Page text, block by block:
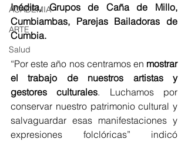
ACADEMIA
ARTE
Salud
Inédita, Grupos de Caña de Millo,
Cumbiambas, Parejas Bailadoras de
Cumbia.
“Por este año nos centramos en mostrar
el trabajo de nuestros artistas y
gestores culturales. Luchamos por
conservar nuestro patrimonio cultural y
salvaguardar esas manifestaciones y
expresiones folclóricas” indicó